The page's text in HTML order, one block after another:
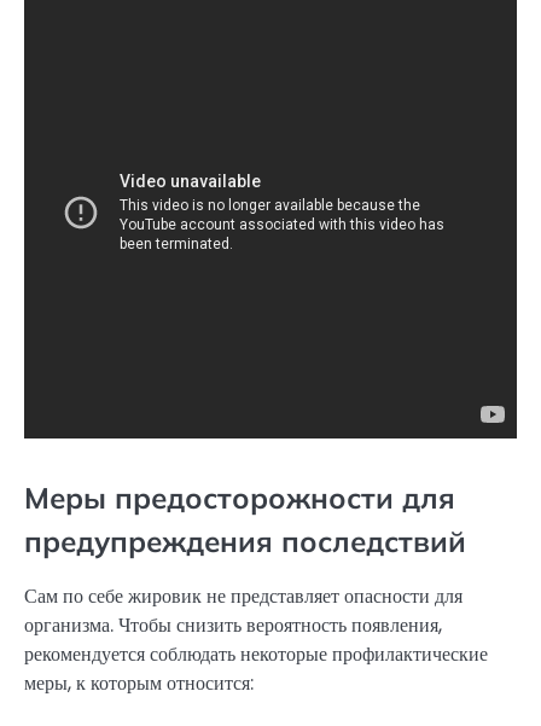
Меры предосторожности для
предупреждения последствий
Сам по себе жировик не представляет опасности для
организма. Чтобы снизить вероятность появления,
рекомендуется соблюдать некоторые профилактические
меры, к которым относится: